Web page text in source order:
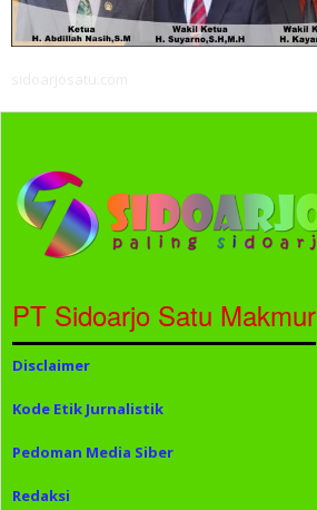
PT Sidoarjo Satu Makmur
Disclaimer
Kode Etik Jurnalistik
Pedoman Media Siber
Redaksi